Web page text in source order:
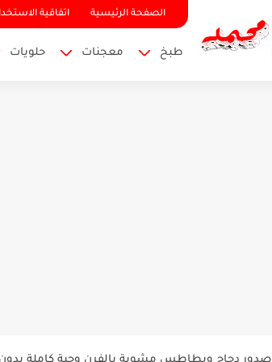
الصفحة الرئيسية اتفاقية
طبخ معجنات حلويات